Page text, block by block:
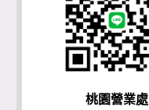
桃園營業處